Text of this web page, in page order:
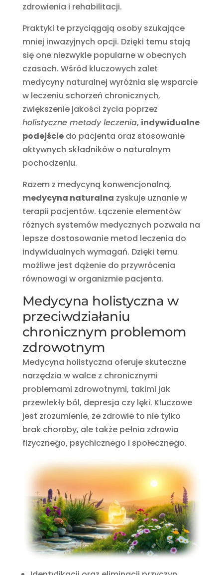
zdrowienia i rehabilitacji.
Praktyki te przyciągają osoby szukające
mniej inwazyjnych opcji. Dzięki temu stają
się one niezwykle popularne w obecnych
czasach. Wśród kluczowych zalet
medycyny naturalnej wyróżnia się wsparcie
w leczeniu schorzeń chronicznych,
zwiększenie jakości życia poprzez
holistyczne metody leczenia, indywidualne
podejściedo pacjenta oraz stosowanie
aktywnych składników o naturalnym
pochodzeniu.
Razem z medycyną konwencjonalną,
medycyna naturalna zyskuje uznanie w
terapii pacjentów. Łączenie elementów
różnych systemów medycznych pozwala na
lepsze dostosowanie metod leczenia do
indywidualnych wymagań. Dzięki temu
możliwe jest dążenie do przywrócenia
równowagi w organizmie pacjenta.
Medycyna holistyczna w
przeciwdziałaniu
chronicznym problemom
zdrowotnym
Medycyna holistyczna oferuje skuteczne
narzędzia w walce z chronicznymi
problemami zdrowotnymi, takimi jak
przewlekły ból, depresja czy lęki. Kluczowe
jest zrozumienie, że zdrowie to nie tylko
brak choroby, ale także pełnia zdrowia
fizycznego, psychicznego i społecznego.